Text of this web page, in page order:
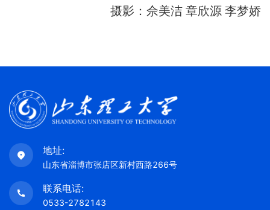
摄影：佘美洁 章欣源 李梦娇
地址:
山东省淄博市张店区新村西路266号
联系电话:
0533-2782143